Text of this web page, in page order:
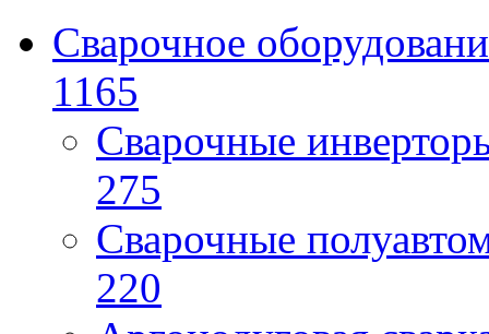
Сварочное
1165
Сварочные
275
Сварочные
220